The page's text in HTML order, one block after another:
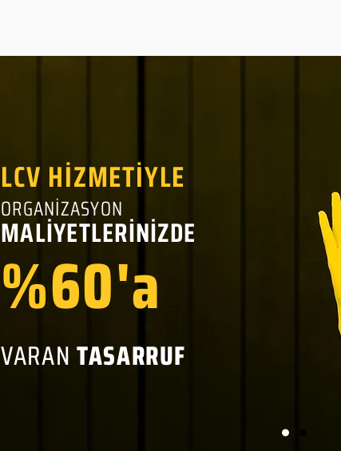
LCV HİZMETİYLE
ORGANİZASYON
MALİYETLERİNİZDE
%60'a
VARANTASARRUF